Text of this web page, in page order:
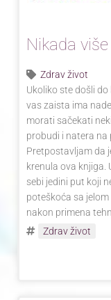
Nikada
Zdrav život
Ukoliko ste došli do
vas zaista ima
morati sačekati
probudi i natera na
Pretpostavljam da
krenula ova knjiga.
sebi jedini put koji
poteškoća sa
nakon primena
Zdrav život